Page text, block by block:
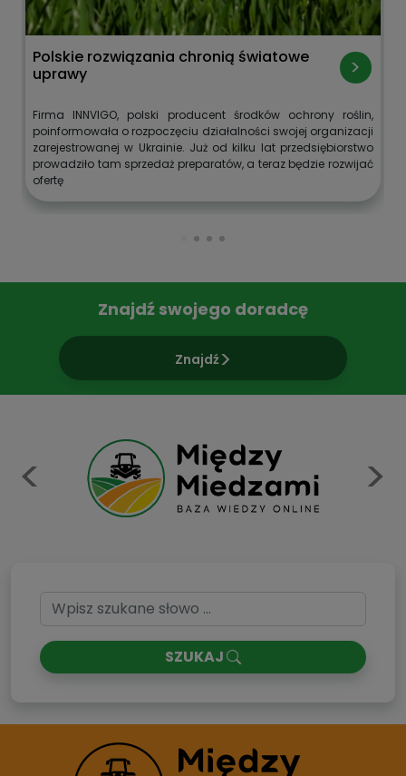
Polskie rozwiązania chronią światowe
uprawy
Firma INNVIGO, polski producent środków ochrony roślin,
poinformowała o rozpoczęciu działalności swojej organizacji
zarejestrowanej w Ukrainie. Już od kilku lat przedsiębiorstwo
prowadziło tam sprzedaż preparatów, a teraz będzie rozwijać
ofertę
Znajdź swojego doradcę
Znajdź
Previous
SZUKAJ